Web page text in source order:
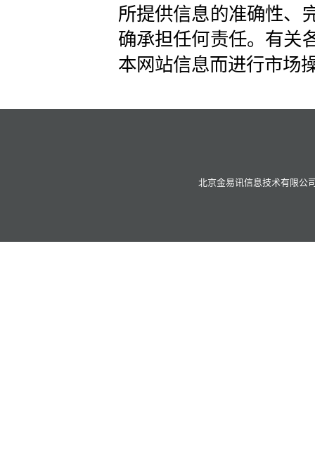
所提供信息的准确性、
确承担任何责任。有关
本网站信息而进行市场
北京金易讯信息技术有限公